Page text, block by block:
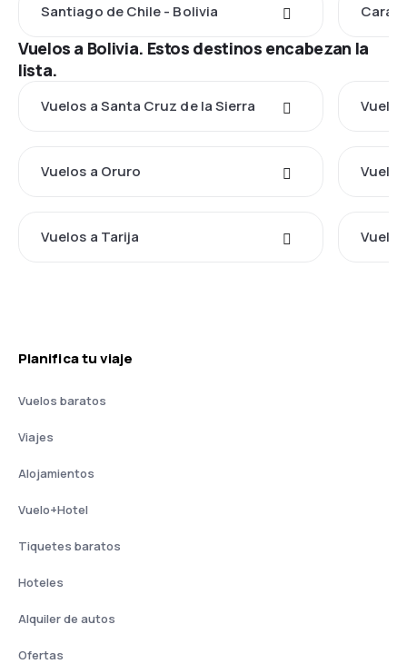
Santiago de Chile - Bolivia
Vuelos a Bolivia. Estos destinos encabezan la
lista.
Vuelos a Santa Cruz de la Sierra
Vuelos a Oruro
Vuelos a Tarija
Planifica tu viaje
Vuelos baratos
Viajes
Alojamientos
Vuelo+Hotel
Tiquetes baratos
Hoteles
Alquiler de autos
Ofertas